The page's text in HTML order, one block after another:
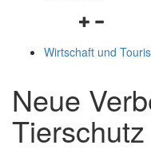
und
Wirtschaft und
Neue
Tierschutz